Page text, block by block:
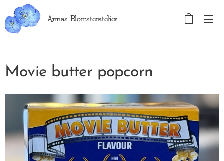
Annas Blomsteratelier
Movie butter popcorn